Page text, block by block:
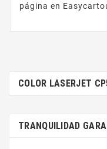
página en
COLOR LASERJET
TRANQUILIDAD